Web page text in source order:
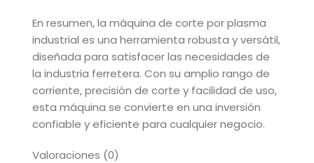
En resumen, la máquina de corte por plasma
industrial es una herramienta robusta y versátil,
diseñada para satisfacer las necesidades de
la industria ferretera. Con su amplio rango de
corriente, precisión de corte y facilidad de uso,
esta máquina se convierte en una inversión
confiable y eficiente para cualquier negocio.
Valoraciones (0)